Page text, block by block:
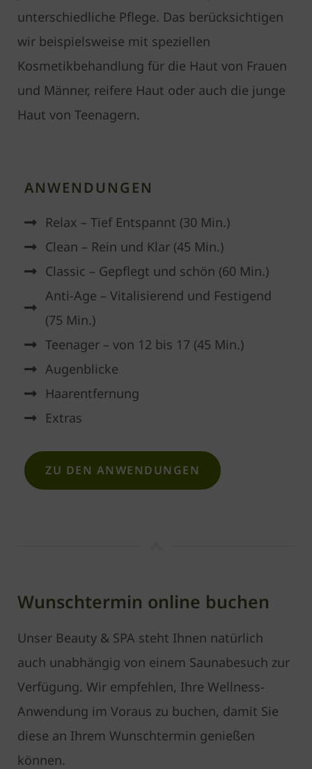
unterschiedliche Pflege. Das berücksichtigen
wir beispielsweise mit speziellen
Kosmetikbehandlung für die Haut von Frauen
und Männer, reifere Haut oder auch die junge
Haut von Teenagern.
ANWENDUNGEN
Relax – Tief Entspannt (30 Min.)
Clean – Rein und Klar (45 Min.)
Classic – Gepflegt und schön (60 Min.)
Anti-Age – Vitalisierend und Festigend
(75 Min.)
Teenager – von 12 bis 17 (45 Min.)
Augenblicke
Haarentfernung
Extras
ZU DEN ANWENDUNGEN
Wunschtermin online buchen
Unser Beauty & SPA steht Ihnen natürlich
auch unabhängig von einem Saunabesuch zur
Verfügung. Wir empfehlen, Ihre Wellness-
Anwendung im Voraus zu buchen, damit Sie
diese an Ihrem Wunschtermin genießen
können.